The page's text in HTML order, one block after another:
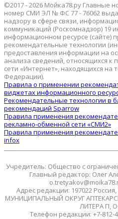
©2017 - 2026 Мойка78.ру Главные
номер СМИ ЭЛ № ФС 77 - 76062
надзору в сфере связи,
коммуникаций (Роскомнадзор) 19
информационном ресурсе (сайте)
рекомендательные технологии
предоставления информации на
анализа сведений, относящихся к
сети «Интернет», находящихся на
Федерации).
Правила о применении
виджетах информационного
Рекомендательные технологии в
рекомендаций Sparrow
Правила применения
рекламно-обменной сети «СМИ2»
Правила применения
infox
Учредитель: Общество с
Главный редактор: Олег
Адрес редакции: 197022
МУНИЦИПАЛЬНЫЙ ОКРУГ
ЛИТЕРА П,
Телефон редакции: +7-812-